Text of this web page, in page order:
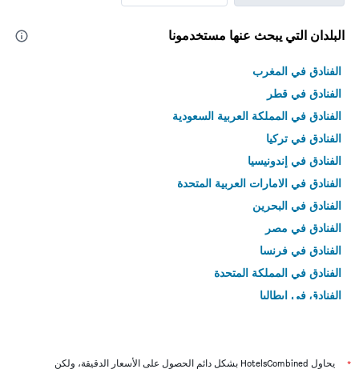
البلدان التي يبحث عنها مستخدمونا
الفنادق في المغرب
الفنادق في قطر
الفنادق في المملكة العربية السعودية
الفنادق في تركيا
الفنادق في إندونيسيا
الفنادق في الامارات العربية المتحدة
الفنادق في البحرين
الفنادق في مصر
الفنادق في فرنسا
الفنادق في المملكة المتحدة
الفنادق في إيطاليا
* يحاول HotelsCombined بشكل دائم الحصول على الأسعار الدقيقة، ولكن